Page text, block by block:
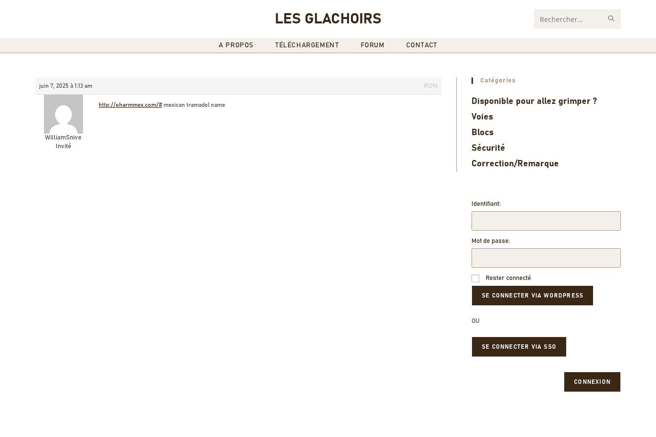
LES GLACHOIRS Rechercher
A PROPOS TÉLÉCHARGEMENT FORUM CONTACT
juin 7, 2025 à 1:13 am #1296
WilliamSnive
Invité
http://pharmmex.com/# mexican tramadol name
Catégories
Disponible pour allez grimper ?
Voies
Blocs
Sécurité
Correction/Remarque
Identifiant:
Mot de passe:
Rester connecté
OU
SE CONNECTER VIA SSO
CONNEXION